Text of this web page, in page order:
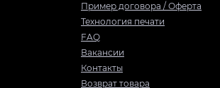
Пример договора / Оферта
Технология печати
FAQ
Вакансии
Контакты
Возврат товара